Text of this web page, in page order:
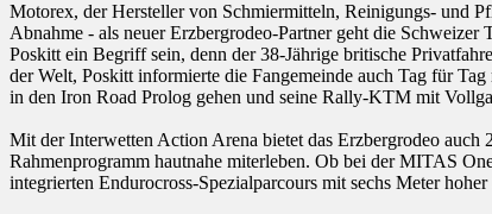
Motorex, der Hersteller von Schmiermitteln, Reinigungs- und
Abnahme - als neuer Erzbergrodeo-Partner geht die
Poskitt ein Begriff sein, denn der 38-Jährige britische
der Welt, Poskitt informierte die Fangemeinde auch Tag für
in den Iron Road Prolog gehen und seine Rally-KTM mit
Mit der Interwetten Action Arena bietet das Erzbergrodeo
Rahmenprogramm hautnahe miterleben. Ob bei der MITAS
integrierten Endurocross-Spezialparcours mit sechs Meter